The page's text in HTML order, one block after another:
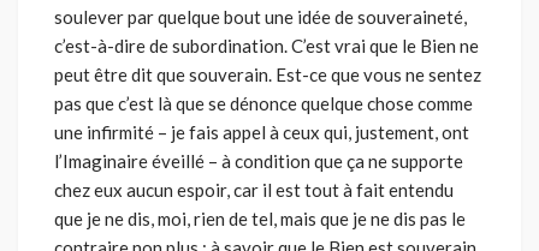
soulever par quelque bout une idée de sou­veraineté,
c’est-à-dire de subordination. C’est vrai que le Bien ne
peut être dit que souverain. Est-ce que vous ne sentez
pas que c’est là que se dénonce quelque chose comme
une infirmité – je fais appel à ceux qui, justement, ont
l’Imaginaire éveillé – à condition que ça ne supporte
chez eux aucun espoir, car il est tout à fait entendu
que je ne dis, moi, rien de tel, mais que je ne dis pas le